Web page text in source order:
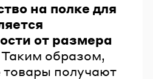
на полке для
от размера
Таким образом,
получают